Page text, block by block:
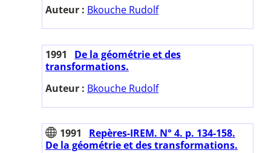
Auteur : Bkouche Rudolf
1991
De la géométrie et des
transformations.
Auteur : Bkouche Rudolf
1991
Repères-IREM. N° 4. p. 134-158.
De la géométrie et des transformations.